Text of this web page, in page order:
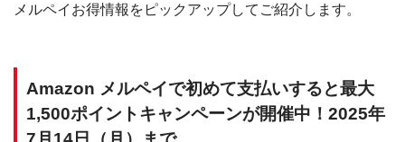
メルペイお得情報をピックアップしてご紹介します。
Amazon メルペイで初めて支払いすると最大
1,500ポイントキャンペーンが開催中！2025年